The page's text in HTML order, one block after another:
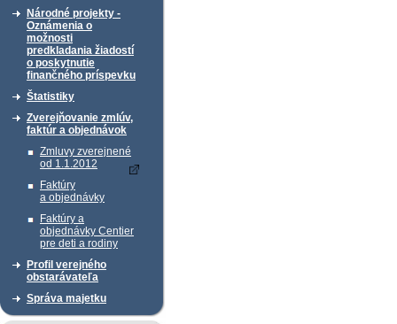
Národné projekty -
Oznámenia o
možnosti
predkladania žiadostí
o poskytnutie
finančného príspevku
Štatistiky
Zverejňovanie zmlúv,
faktúr a objednávok
Zmluvy zverejnené
od 1.1.2012
Faktúry
a objednávky
Faktúry a
objednávky Centier
pre deti a rodiny
Profil verejného
obstarávateľa
Správa majetku